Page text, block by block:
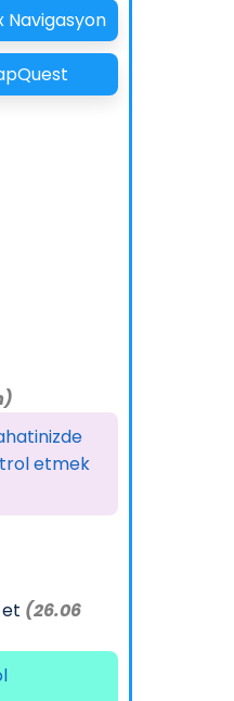
🧖‍♂️ Bazalt
Banyo,
Hamam
Kurnası –
Asırlardır
Navigasyon
etmek
(26.06